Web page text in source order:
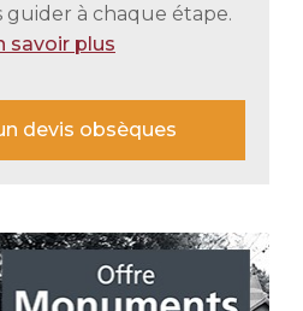
à chaque étape.
savoir plus
devis obsèques